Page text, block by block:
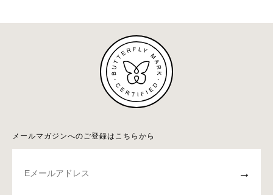
メールマガジンへのご登録はこちらから
→